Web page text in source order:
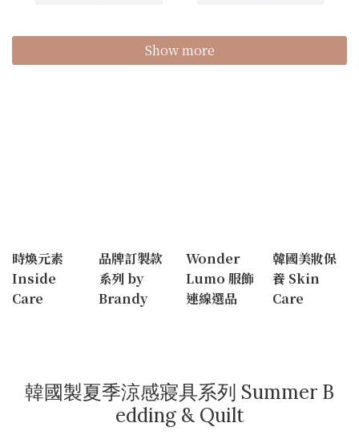
Show more
時煥元素
Inside
Care
品牌訂製款
系列 by
Brandy
Wonder
Lumo 服飾
連線選品
韓國美妝保
養 Skin
Care
韓國製夏季涼感寢具系列 Summer B
edding & Quilt